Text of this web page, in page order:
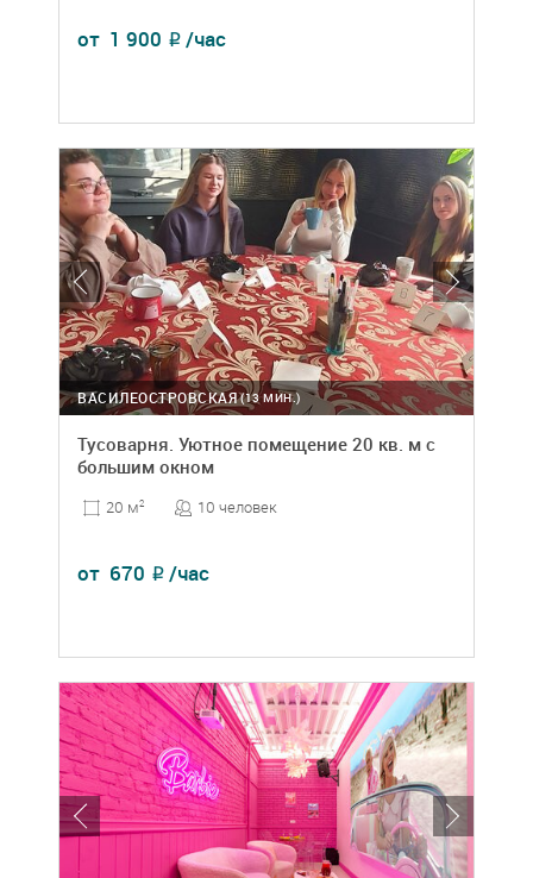
от 1 900 ₽ /час
(13 МИН.)
ВАСИЛЕОСТРОВСКАЯ
Тусоварня. Уютное помещение 20 кв. м с
большим окном
20 м2 10 человек
от 670 ₽ /час